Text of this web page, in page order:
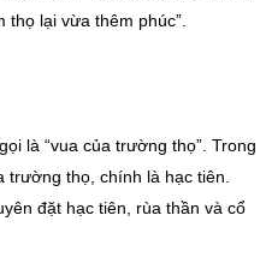
lại vừa thêm phúc”.
là “vua của trường thọ”. Trong
thọ, chính là hạc tiên.
đặt hạc tiên, rùa thần và cổ